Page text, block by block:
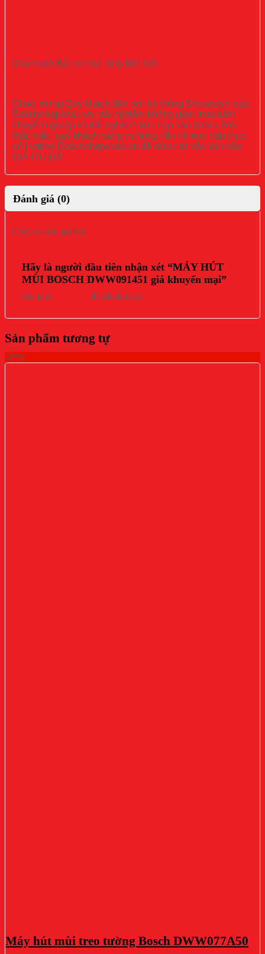
(Giá miền Bắc xin vui lòng liên hệ)
Chào mừng Quý khách đến với hệ thống Showroom của
Boschnhapkhau.vn, trải nghiệm không gian mua sắm
chuyên nghiệp và trải nghiệm trực tiếp sản phẩm. Mọi
thắc mắc, quý khách hàng vui lòng liên hệ trực tiếp theo
số Hotline Boschnhapkhau.vn để được tư vấn và nhận
GIÁ ƯU ĐÃI.
Đánh giá (0)
Chưa có đánh giá nào.
Hãy là người đầu tiên nhận xét “MÁY HÚT
MÙI BOSCH DWW091451 giá khuyến mại”
Bạn phải để gửi đánh giá.
Sản phẩm tương tự
-29%
Máy hút mùi treo tường Bosch DWW077A50